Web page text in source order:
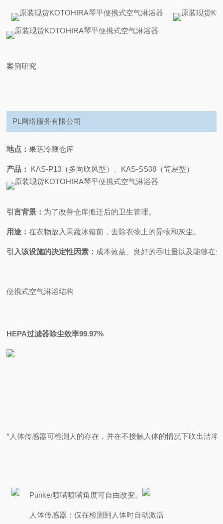
案例研究
PL网络服务有限公司
地点：果蔬冷藏仓库
产品： KAS-P13（多向吹风型）、KAS-SS08（简易型）
引言背景： 为了改善仓库搬迁后的卫生管理。
用途：在衣物放入果蔬冰箱前，去除衣物上的异物和灰尘。
引入该设施的决定性因素： 成本效益、良好的吞吐量以及能够在
便携式空气淋浴结构
HEPA过滤器除尘效率99.97%
*人体传感器可检测人的存在，并在不接触人体的情况下吹出洁
Punker喷嘴喷嘴角度可自由改变。
人体传感器：仅在检测到人体时自动激活